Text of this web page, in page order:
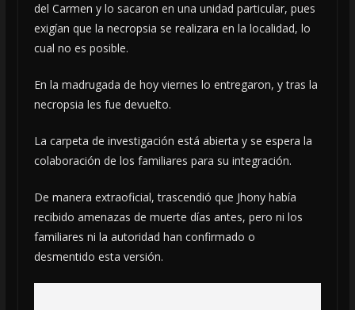
del Carmen y lo sacaron en una unidad particular, pues
exigían que la necropsia se realizara en la localidad, lo
cual no es posible.
En la madrugada de hoy viernes lo entregaron, y tras la
necropsia les fue devuelto.
La carpeta de investigación está abierta y se espera la
colaboración de los familiares para su integración.
De manera extraoficial, trascendió que Jhony había
recibido amenazas de muerte días antes, pero ni los
familiares ni la autoridad han confirmado o
desmentido esta versión.